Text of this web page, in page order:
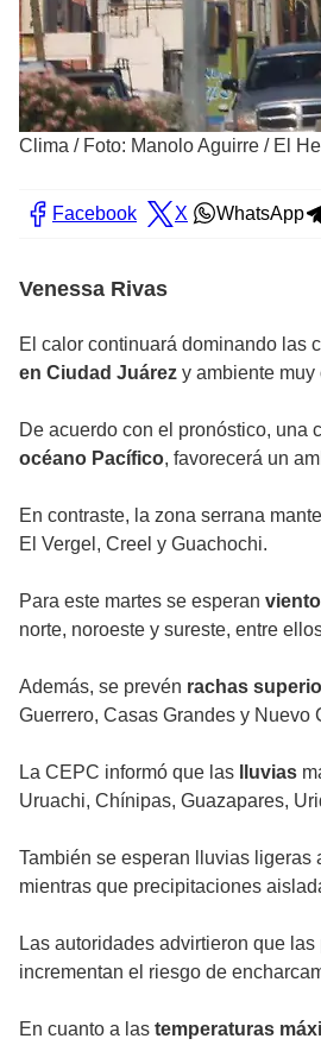
Clima / Foto: Manolo Aguirre / El
Facebook X WhatsApp
Venessa Rivas
El calor continuará dominando las
en Ciudad Juárez y ambiente
De acuerdo con el pronóstico, una
océano Pacífico, favorecerá un
En contraste, la zona serrana
El Vergel, Creel y Guachochi.
Para este martes se esperan
norte, noroeste y sureste, entre
Además, se prevén rachas
Guerrero, Casas Grandes y Nuevo
La CEPC informó que las lluvias
Uruachi, Chínipas, Guazapares,
También se esperan lluvias
mientras que precipitaciones
Las autoridades advirtieron que
incrementan el riesgo de
En cuanto a las temperaturas